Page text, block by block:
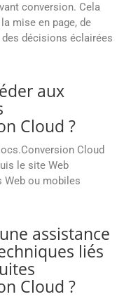
conversion. Cela
mise en page, de
décisions éclairées
aux
Cloud ?
Cloud
le site Web
Web ou mobiles
assistance
liés
Cloud ?